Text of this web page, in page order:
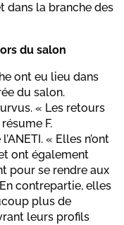
dans la branche des
du salon
ont eu lieu dans
du salon.
« Les retours
F.
« Elles n’ont
ont également
pour se rendre aux
contrepartie, elles
plus de
leurs profils